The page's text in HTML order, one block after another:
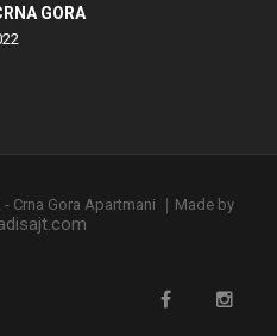
GORA
Crna Gora Apartmani ｜Made by